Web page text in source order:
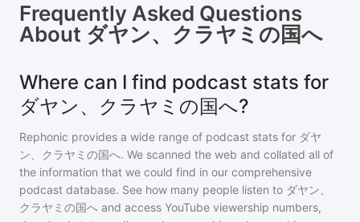
Frequently Asked Questions
About ダヤン、クラヤミの国へ
Where can I find podcast stats for
ダヤン、クラヤミの国へ?
Rephonic provides a wide range of podcast stats for ダヤ
ン、クラヤミの国へ. We scanned the web and collated all of
the information that we could find in our comprehensive
podcast database. See how many people listen to ダヤン、
クラヤミの国へ and access YouTube viewership numbers,